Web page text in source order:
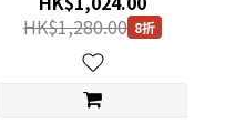
HK$1,280.00 8折